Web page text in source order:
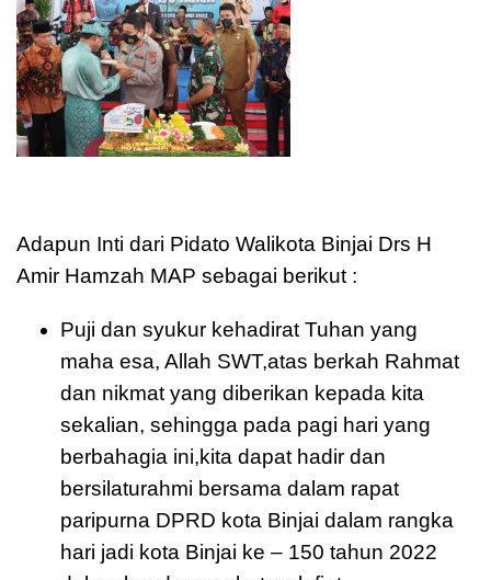
Adapun Inti dari Pidato Walikota Binjai Drs H
Amir Hamzah MAP sebagai berikut :
Puji dan syukur kehadirat Tuhan yang
maha esa, Allah SWT,atas berkah Rahmat
dan nikmat yang diberikan kepada kita
sekalian, sehingga pada pagi hari yang
berbahagia ini,kita dapat hadir dan
bersilaturahmi bersama dalam rapat
paripurna DPRD kota Binjai dalam rangka
hari jadi kota Binjai ke – 150 tahun 2022